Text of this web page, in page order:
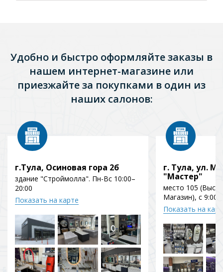
Удобно и быстро оформляйте заказы в
нашем интернет-магазине или
приезжайте за покупками в один из
наших салонов:
г.Тула, Осиновая гора 2б
здание "Строймолла". Пн-Вс 10:00–
20:00
Показать на карте
г. Тула, ул.
"Мастер"
место 105
Магазин), с 9:00
Показать на